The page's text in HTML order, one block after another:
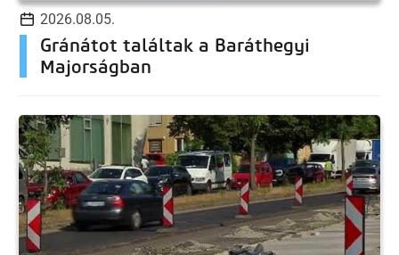
2026.08.05.
Gránátot találtak a Baráthegyi
Majorságban